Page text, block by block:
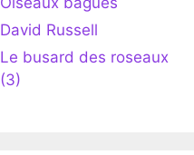
David Russell
Le busard des roseaux
(3)